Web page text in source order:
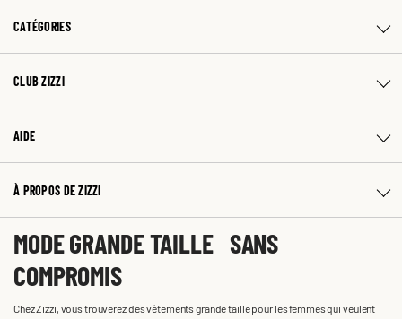
CATÉGORIES
CLUB ZIZZI
AIDE
À PROPOS DE ZIZZI
MODE GRANDE TAILLE SANS
COMPROMIS
Chez Zizzi, vous trouverez des vêtements grande taille pour les femmes qui veulent